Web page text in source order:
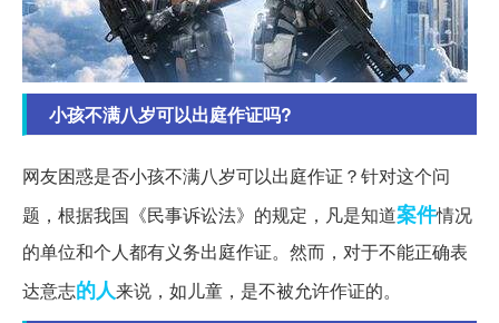
小孩不满八岁可以出庭作证吗?
网友困惑是否小孩不满八岁可以出庭作证？针对这个问
题，根据我国《民事诉讼法》的规定，凡是知道案件情况
的单位和个人都有义务出庭作证。然而，对于不能正确表
达意志的人来说，如儿童，是不被允许作证的。